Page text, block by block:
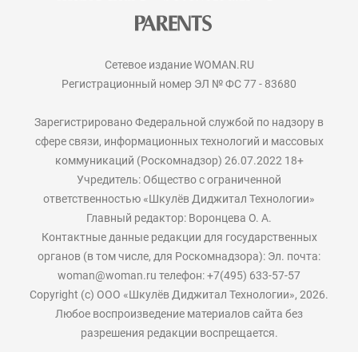
Сетевое издание WOMAN.RU
Регистрационный номер ЭЛ № ФС 77 - 83680
Зарегистрировано Федеральной службой по надзору в
сфере связи, информационных технологий и массовых
коммуникаций (Роскомнадзор) 26.07.2022 18+
Учредитель: Общество с ограниченной
ответственностью «Шкулёв Диджитал Технологии»
Главный редактор: Воронцева О. А.
Контактные данные редакции для государственных
органов (в том числе, для Роскомнадзора): Эл. почта:
woman@woman.ru телефон: +7(495) 633-57-57
Copyright (с) ООО «Шкулёв Диджитал Технологии», 2026.
Любое воспроизведение материалов сайта без
разрешения редакции воспрещается.